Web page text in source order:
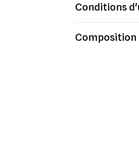
Conditions
Composition